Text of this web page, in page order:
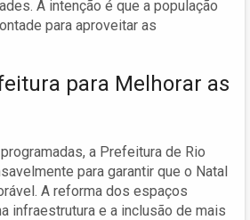
A intenção é que a população
para aproveitar as
para Melhorar as
a Prefeitura de Rio
para garantir que o Natal
A reforma dos espaços
infraestrutura e a inclusão de mais